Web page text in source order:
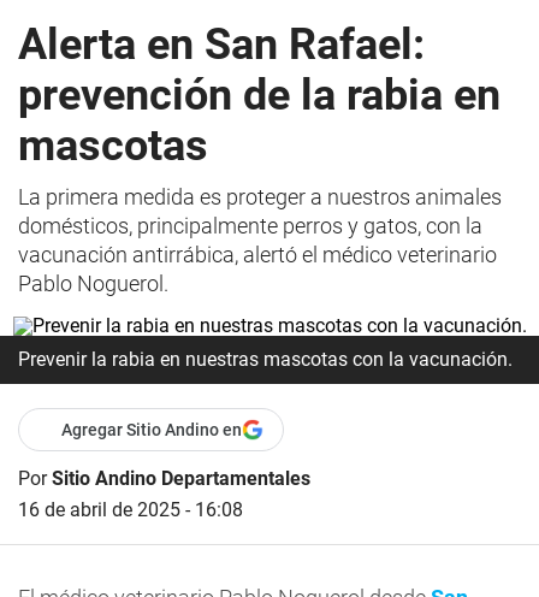
Alerta en San Rafael:
prevención de la rabia en
mascotas
La primera medida es proteger a nuestros animales
domésticos, principalmente perros y gatos, con la
vacunación antirrábica, alertó el médico veterinario
Pablo Noguerol.
Prevenir la rabia en nuestras mascotas con la vacunación.
Agregar Sitio Andino en
PorSitio Andino Departamentales
16 de abril de 2025 - 16:08